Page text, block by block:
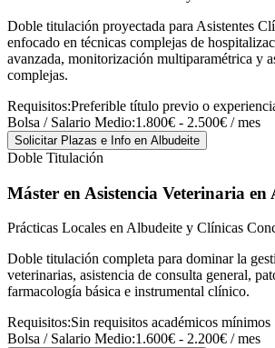
Doble titulación proyectada para Asistentes
enfocado en técnicas complejas de
avanzada, monitorización multiparamétrica y
complejas.
Requisitos:Preferible título previo o
Bolsa / Salario Medio:1.800€ - 2.500€ / mes
Solicitar Plazas e Info en Albudeite
Doble Titulación
Máster en Asistencia Veterinaria en
Prácticas Locales en Albudeite y Clínicas
Doble titulación completa para dominar la
veterinarias, asistencia de consulta general,
farmacología básica e instrumental clínico.
Requisitos:Sin requisitos académicos mínimos
Bolsa / Salario Medio:1.600€ - 2.200€ / mes